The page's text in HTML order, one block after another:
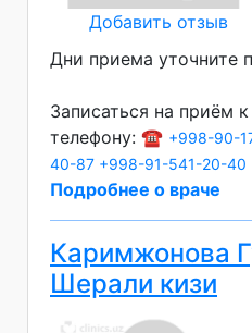
Добавить отзыв
Дни приема уточните
Записаться на приём
телефону: ☎️ +998-90-
40-87 +998-91-541-20-40
Подробнее о враче
Каримжонова
Шерали кизи